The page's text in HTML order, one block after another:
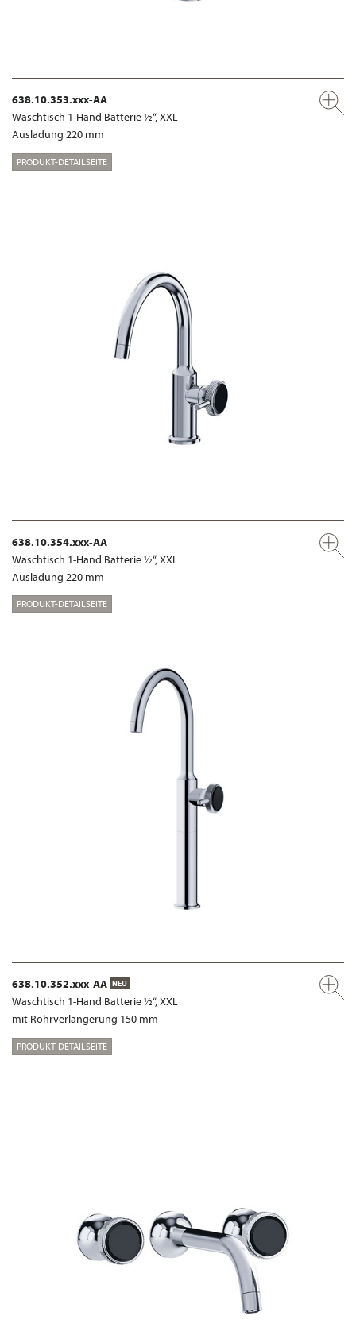
638.10.353.xxx-AA
Waschtisch 1-Hand Batterie ½“, XXL
Ausladung 220 mm
PRODUKT-DETAILSEITE
638.10.354.xxx-AA
Waschtisch 1-Hand Batterie ½“, XXL
Ausladung 220 mm
PRODUKT-DETAILSEITE
638.10.352.xxx-AA NEU
Waschtisch 1-Hand Batterie ½“, XXL
mit Rohrverlängerung 150 mm
PRODUKT-DETAILSEITE